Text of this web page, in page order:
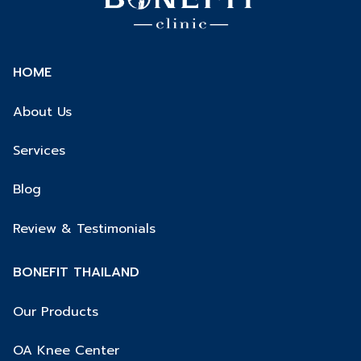
HOME
About Us
Services
Blog
Review & Testimonials
BONEFIT THAILAND
Our Products
OA Knee Center